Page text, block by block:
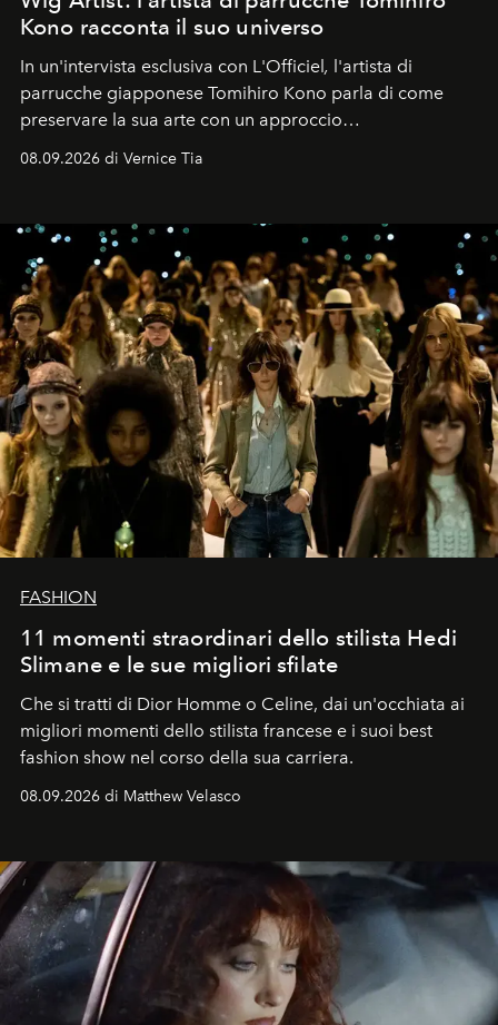
Kono racconta il suo universo
In un'intervista esclusiva con L'Officiel, l'artista di
parrucche giapponese Tomihiro Kono parla di come
preservare la sua arte con un approccio
contemporaneo.
08.09.2026 di Vernice Tia
FASHION
11 momenti straordinari dello stilista Hedi
Slimane e le sue migliori sfilate
Che si tratti di Dior Homme o Celine, dai un'occhiata ai
migliori momenti dello stilista francese e i suoi best
fashion show nel corso della sua carriera.
08.09.2026 di Matthew Velasco